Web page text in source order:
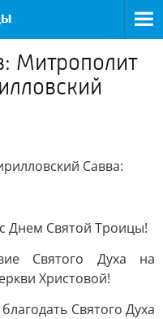
Митрополит
Савва:
Днем Святой Троицы!
Святого Духа на
Христовой!
Святого Духа